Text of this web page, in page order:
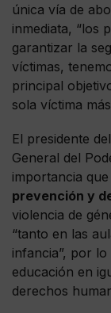
única vía de
inmediata, “los
garantizar la
víctimas,
principal
sola víctima
El presidente
General del
importancia
prevención y
violencia de
“tanto en las
infancia”, por
educación en
derechos